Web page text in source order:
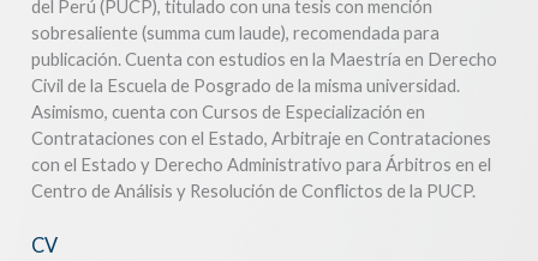
del Perú (PUCP), titulado con una tesis con mención
sobresaliente (summa cum laude), recomendada para
publicación. Cuenta con estudios en la Maestría en Derecho
Civil de la Escuela de Posgrado de la misma universidad.
Asimismo, cuenta con Cursos de Especialización en
Contrataciones con el Estado, Arbitraje en Contrataciones
con el Estado y Derecho Administrativo para Árbitros en el
Centro de Análisis y Resolución de Conflictos de la PUCP.
CV